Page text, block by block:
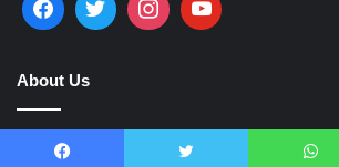
About Us
Ariviththal is all about online obituaries and it